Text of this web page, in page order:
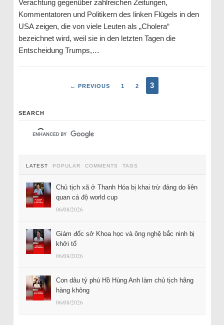
Verachtung gegenüber zahlreichen Zeitungen,
Kommentatoren und Politikern des linken Flügels in den
USA zeigen, die von viele Leuten als „Cholera“
bezeichnet wird, weil sie in den letzten Tagen die
Entscheidung Trumps,…
← PREVIOUS 1 2 3
SEARCH
LATEST POPULAR COMMENTS TAGS
Chủ tịch xã ở Thanh Hóa bị khai trừ đảng do liên
quan cá độ world cup
06/08/2026
Giám đốc sở Khoa học và ông nghệ bắc ninh bị
khởi tố
06/08/2026
Con dâu tỷ phú Hồ Hùng Anh làm chủ tịch hãng
hàng không
06/08/2026